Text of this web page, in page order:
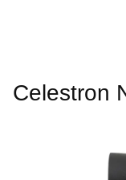
Celestron